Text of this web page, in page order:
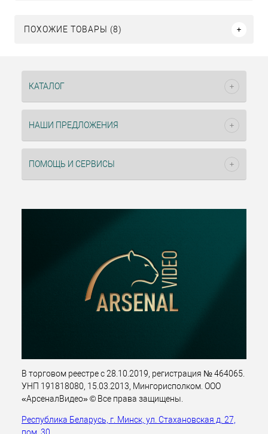
ПОХОЖИЕ ТОВАРЫ (8)
КАТАЛОГ
НАШИ ПРЕДЛОЖЕНИЯ
ПОМОЩЬ И СЕРВИСЫ
В торговом реестре с 28.10.2019, регистрация № 464065.
УНП 191818080, 15.03.2013, Мингорисполком. ООО
«АрсеналВидео» © Все права защищены.
Республика Беларусь, г. Минск, ул. Стахановская д. 27,
пом. 30